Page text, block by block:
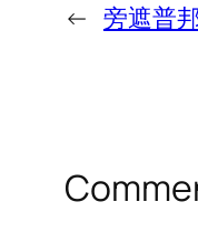
← 旁遮普